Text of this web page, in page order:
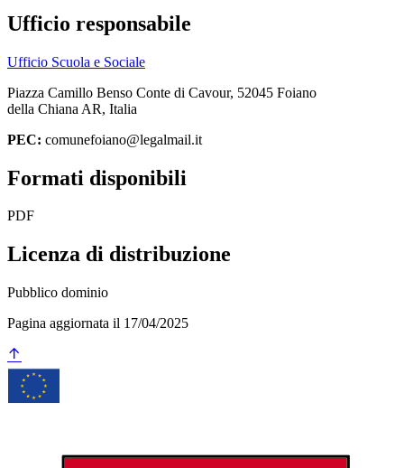
Ufficio responsabile
Ufficio Scuola e Sociale
Piazza Camillo Benso Conte di Cavour, 52045 Foiano
della Chiana AR, Italia
PEC: comunefoiano@legalmail.it
Formati disponibili
PDF
Licenza di distribuzione
Pubblico dominio
Pagina aggiornata il 17/04/2025